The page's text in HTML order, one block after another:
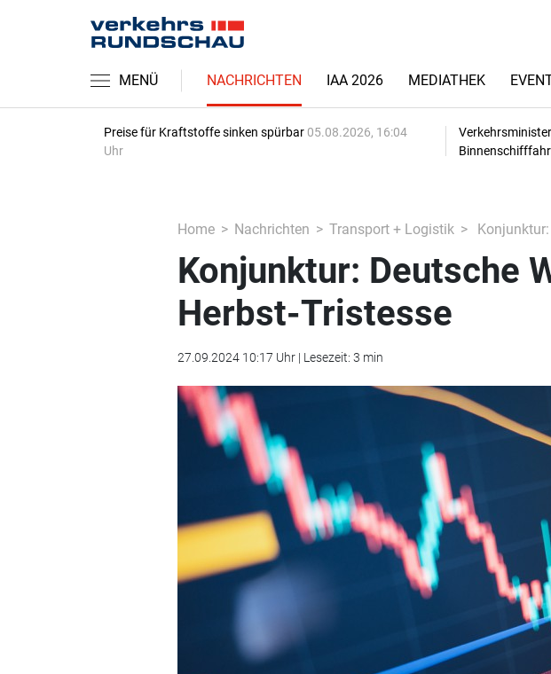
MENÜ NACHRICHTEN IAA 2026 MEDIATHEK
Preise für Kraftstoffe sinken spürbar 05.08.2026, 16:04
Uhr
Home Nachrichten Transport + Logistik
Konjunktur: Deutsche
Herbst-Tristesse
27.09.2024 10:17 Uhr | Lesezeit: 3 min